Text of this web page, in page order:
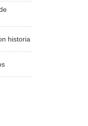
historia